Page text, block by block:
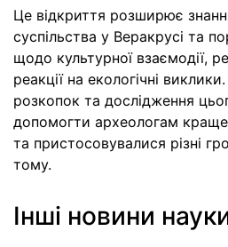
Це відкриття розширює
суспільства у Веракрусі та
щодо культурної взаємодії,
реакції на екологічні
розкопок та дослідження
допомогти археологам
та пристосовувалися різні
тому.
Інші новини